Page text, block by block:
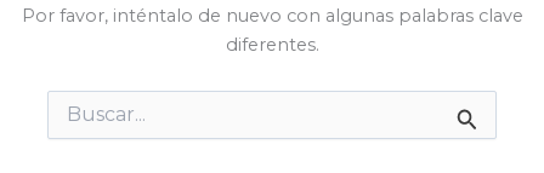
Por favor, inténtalo de nuevo con algunas palabras clave
diferentes.
Buscar
por: